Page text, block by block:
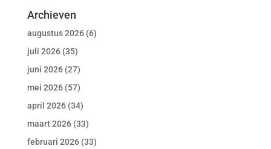
Archieven
augustus 2026(6)
juli 2026(35)
juni 2026(27)
mei 2026(57)
april 2026(34)
maart 2026(33)
februari 2026(33)